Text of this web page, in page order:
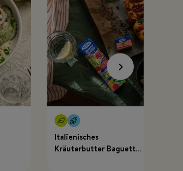
Italienisches
Kräuterbutter Baguette